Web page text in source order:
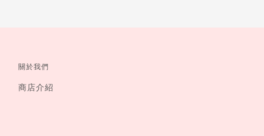
關於我們
商店介紹